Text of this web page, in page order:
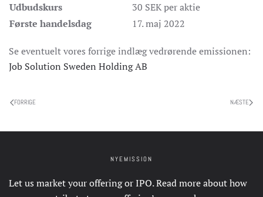
Udbudskurs
30 SEK per aktie
Første handelsdag
17. maj 2022
Se eventuelt vores forrige indlæg vedrørende emissionen:
Job Solution Sweden Holding AB
FORRIGE NÆSTE
NYEMISSION
Let us market your offering or IPO. Read more about how